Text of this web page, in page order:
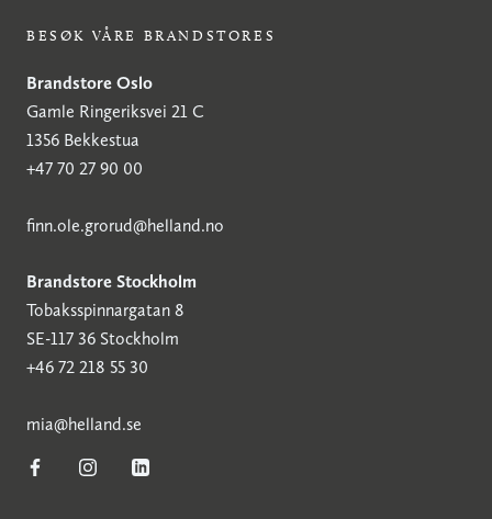
BESØK VÅRE BRANDSTORES
Brandstore Oslo
Gamle Ringeriksvei 21 C
1356 Bekkestua
+47 70 27 90 00
finn.ole.grorud@helland.no
Brandstore Stockholm
Tobaksspinnargatan 8
SE-117 36 Stockholm
+46 72 218 55 30
mia@helland.se